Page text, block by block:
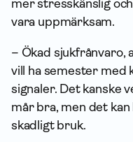
mer stresskänslig
vara uppmärksam.
– Ökad sjukfrånvaro,
vill ha semester med
signaler. Det kanske
mår bra, men det
skadligt bruk.